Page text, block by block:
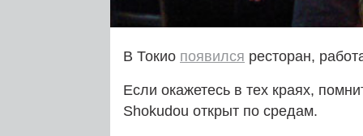
В Токио появился ресторан,
Если окажетесь в тех краях,
Shokudou открыт по средам.